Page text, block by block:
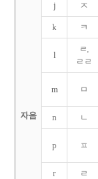
자음
j ㅈ
k ㅋ
l
ㄹ,
ㄹㄹ
m ㅁ
n ㄴ
p ㅍ
r ㄹ